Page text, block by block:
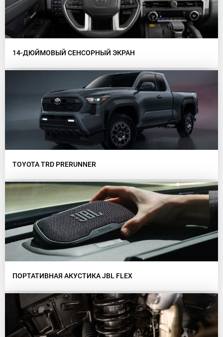
14-ДЮЙМОВЫЙ СЕНСОРНЫЙ ЭКРАН
TOYOTA TRD PRERUNNER
ПОРТАТИВНАЯ АКУСТИКА JBL FLEX